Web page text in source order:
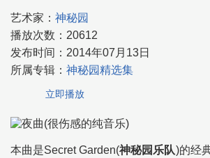
艺术家： 神秘园
播放次数： 20612
发布时间： 2014年07月13日
所属专辑： 神秘园精选集
立即播放
本曲是Secret Garden(神秘园乐队)的经